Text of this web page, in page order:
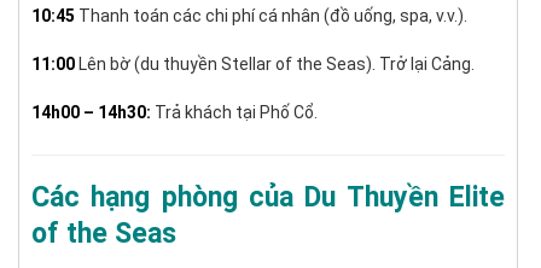
10:45 Thanh toán các chi phí cá nhân (đồ uống, spa, v.v.).
11:00 Lên bờ (du thuyền Stellar of the Seas). Trở lại Cảng.
14h00 – 14h30: Trả khách tại Phố Cổ.
Các hạng phòng của Du Thuyền Elite
of the Seas